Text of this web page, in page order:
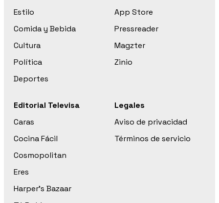
Estilo
Comida y Bebida
Cultura
Política
Deportes
App Store
Pressreader
Magzter
Zinio
Editorial Televisa
Caras
Cocina Fácil
Cosmopolitan
Eres
Harper’s Bazaar
Legales
Aviso de privacidad
Términos de servicio